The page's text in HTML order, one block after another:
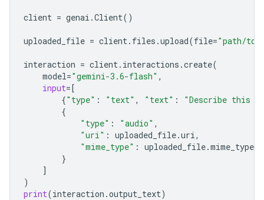
client = genai .Client()
uploaded_file = client. files .upload(file="path/to/
interaction = client. interactions .create(
model="gemini-3.6-flash" ,
input=[
{"type" : "text" , "text" :
"Describe this
{
"type" : "audio" ,
"uri" : uploaded_file.uri,
"mime_type" : uploaded_file.mime_type
}
]
)
print(interaction .output_text)